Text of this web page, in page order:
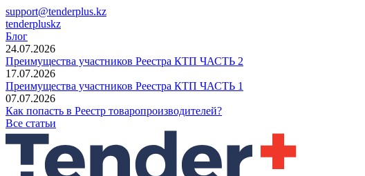
support@tenderplus.kz
tenderpluskz
Блог
24.07.2026
Преимущества участников Реестра КТП ЧАСТЬ 2
17.07.2026
Преимущества участников Реестра КТП ЧАСТЬ 1
07.07.2026
Как попасть в Реестр товаропроизводителей?
Все статьи